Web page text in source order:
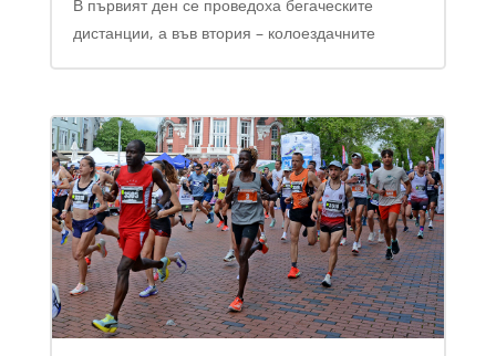
В първият ден се проведоха бегаческите
дистанции, а във втория – колоездачните